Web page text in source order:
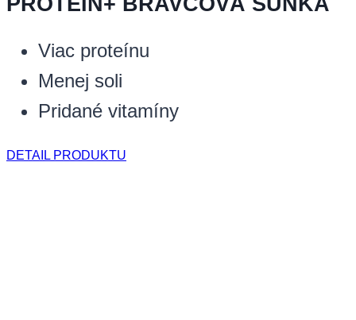
Viac proteínu
Menej soli
Pridané vitamíny
DETAIL PRODUKTU